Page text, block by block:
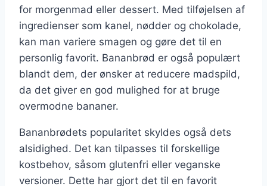
for morgenmad eller dessert. Med tilføjelsen af
ingredienser som kanel, nødder og chokolade,
kan man variere smagen og gøre det til en
personlig favorit. Bananbrød er også populært
blandt dem, der ønsker at reducere madspild,
da det giver en god mulighed for at bruge
overmodne bananer.
Bananbrødets popularitet skyldes også dets
alsidighed. Det kan tilpasses til forskellige
kostbehov, såsom glutenfri eller veganske
versioner. Dette har gjort det til en favorit